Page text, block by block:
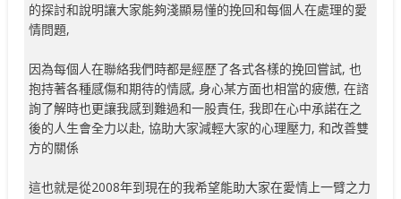
的探討和說明讓大家能夠淺顯易懂的挽回和每個人在處理的愛
情問題,
因為每個人在聯絡我們時都是經歷了各式各樣的挽回嘗試, 也
抱持著各種感傷和期待的情感, 身心某方面也相當的疲憊, 在諮
詢了解時也更讓我感到難過和一股責任, 我即在心中承諾在之
後的人生會全力以赴, 協助大家減輕大家的心理壓力, 和改善雙
方的關係
這也就是從2008年到現在的我希望能助大家在愛情上一臂之力